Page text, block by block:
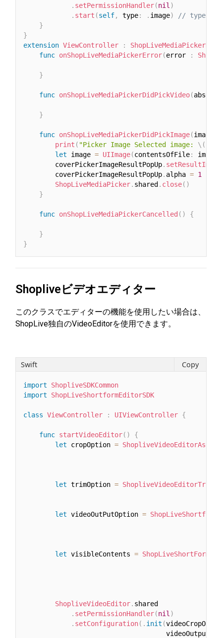
. setPermissionHandler(nil )
. start (self, type: . image)
// type :
}
}
extension ViewController :
func onShopLiveMediaPickerError(error :
}
func onShopLiveMediaPickerDidPickVideo(
}
func onShopLiveMediaPickerDidPickImage(
print ( "Picker Image Selected image: \(
let image = UIImage(contentsOfFile:
        coverPickerImageResultPopUp
. setResultImage
        coverPickerImageResultPopUp
. alpha = 1
ShopLiveMediaPicker. shared . close( )
}
func onShopLiveMediaPickerCancelled ( ) {
}
}
Shopliveビデオエディター
このクラスでエディターの機能を使用したい場合は、
ShopLive独自のVideoEditorを使用できます。
import
ShopliveSDKCommon
import
ShopLiveShortformEditorSDK
class ViewController : UIViewController {
func startVideoEditor( )
{
let cropOption =
let trimOption =
let videoOutPutOption =
let visibleContents =
ShopliveVideoEditor. shared
. setPermissionHandler(nil )
. setConfiguration( . init (
Swift Copy